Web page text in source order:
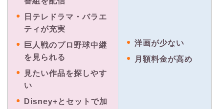
日テレドラマ・バラエ
ティが充実
巨人戦のプロ野球中継
を見られる
見たい作品を探しやす
い
Disney+とセットで加
洋画が少ない
月額料金が高め